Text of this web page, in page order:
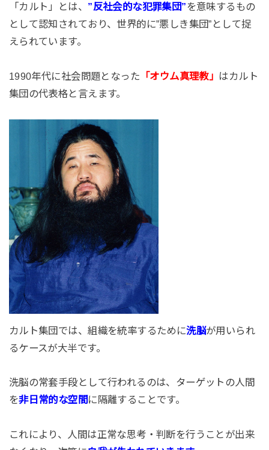
「カルト」とは、 ”反社会的な犯罪集団”を意味するもの
として認知されており、世界的に”悪しき集団”として捉
えられています。
1990年代に社会問題となった 「オウム真理教」 はカルト
集団の代表格と言えます。
カルト集団では、組織を統率するために洗脳が用いられ
るケースが大半です。
洗脳の常套手段として行われるのは、ターゲットの人間
を非日常的な空間 に隔離することです。
これにより、人間は正常な思考・判断を行うことが出来